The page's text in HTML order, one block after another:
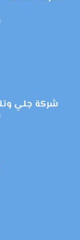
شركة جلي وتلميع